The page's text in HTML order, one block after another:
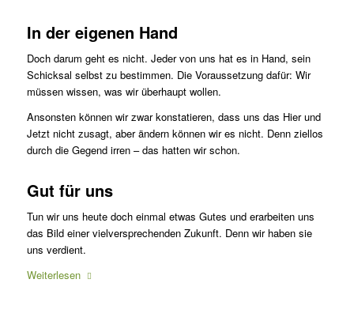
In der eigenen Hand
Doch darum geht es nicht. Jeder von uns hat es in Hand, sein
Schicksal selbst zu bestimmen. Die Voraussetzung dafür: Wir
müssen wissen, was wir überhaupt wollen.
Ansonsten können wir zwar konstatieren, dass uns das Hier und
Jetzt nicht zusagt, aber ändern können wir es nicht. Denn ziellos
durch die Gegend irren – das hatten wir schon.
Gut für uns
Tun wir uns heute doch einmal etwas Gutes und erarbeiten uns
das Bild einer vielversprechenden Zukunft. Denn wir haben sie
uns verdient.
Weiterlesen